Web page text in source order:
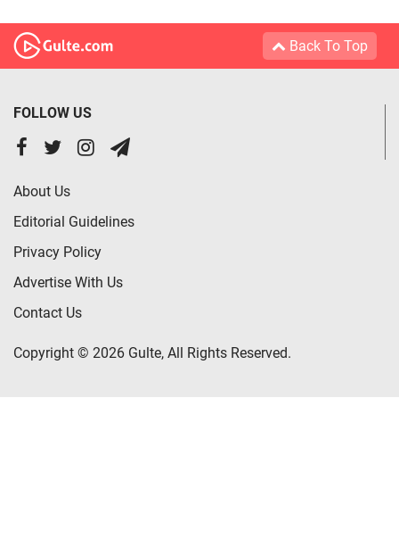
Back To Top
FOLLOW US
About Us
Editorial Guidelines
Privacy Policy
Advertise With Us
Contact Us
Copyright © 2026 Gulte, All Rights Reserved.